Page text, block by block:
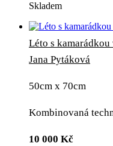
Skladem
Léto s kamarádkou
Jana Pytáková
50cm x 70cm
Kombinovaná
10 000 Kč